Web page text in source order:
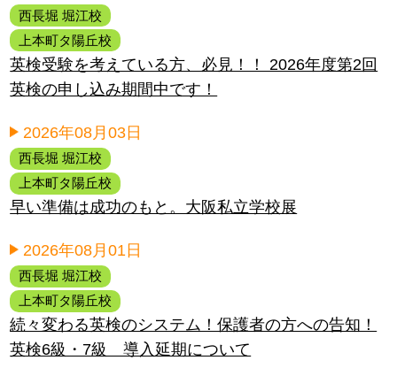
西長堀 堀江校
上本町タ陽丘校
英検受験を考えている方、必見！！ 2026年度第2回
英検の申し込み期間中です！
2026年08月03日
西長堀 堀江校
上本町タ陽丘校
早い準備は成功のもと。大阪私立学校展
2026年08月01日
西長堀 堀江校
上本町タ陽丘校
続々変わる英検のシステム！保護者の方への告知！
英検6級・7級 導入延期について